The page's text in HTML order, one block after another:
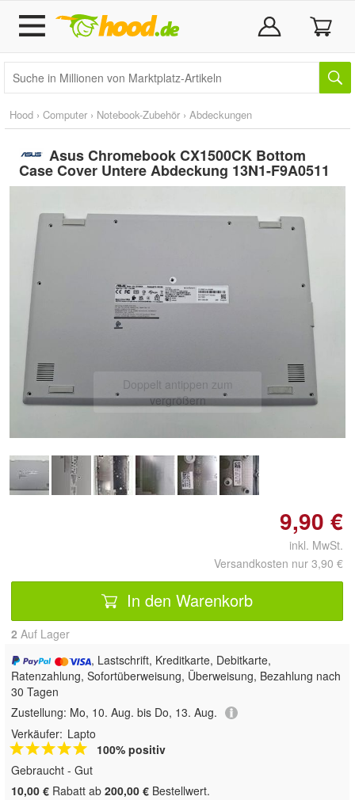
Hood › Computer › Notebook-Zubehör › Abdeckungen
Asus Chromebook CX1500CK Bottom
Case Cover Untere Abdeckung 13N1-F9A0511
Doppelt antippen zum
vergrößern
9,90 €
inkl. MwSt.
Versandkosten nur 3,90 €
In den Warenkorb
2 Auf Lager
, Lastschrift, Kreditkarte, Debitkarte,
Ratenzahlung, Sofortüberweisung, Überweisung, Bezahlung nach
30 Tagen
Zustellung: Mo, 10. Aug. bis Do, 13. Aug.
Verkäufer: Lapto
100% positiv
Gebraucht - Gut
10,00 € Rabatt ab 200,00 € Bestellwert.